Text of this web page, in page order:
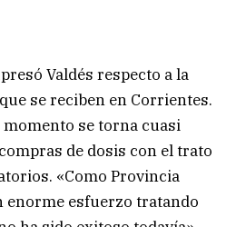
Valdés respecto a la
se reciben en Corrientes.
se torna cuasi
de dosis con el trato
«Como Provincia
enorme esfuerzo tratando